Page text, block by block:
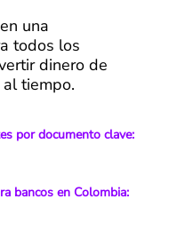
una
todos los
dinero de
tiempo.
por documento clave:
bancos en Colombia: